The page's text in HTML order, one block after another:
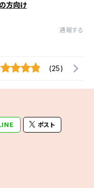
方向け
通報する
(25)
ポスト